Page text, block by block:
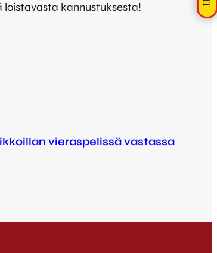
kannustuksesta!
vieraspelissä vastassa